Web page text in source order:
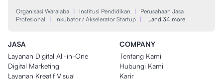
Organisasi Waralaba | Institusi Pendidikan |
Perusahaan Jasa
Profesional
| Inkubator / Akselerator Startup | …and 34 more
JASA
Layanan Digital All-in-One
Digital Marketing
Layanan Kreatif Visual
COMPANY
Tentang Kami
Hubungi Kami
Karir